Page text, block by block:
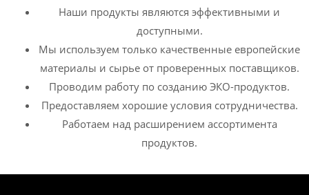
Наши продукты являются эффективными и
доступными.
Мы используем только качественные европейские
материалы и сырье от проверенных поставщиков.
Проводим работу по созданию ЭКО-продуктов.
Предоставляем хорошие условия сотрудничества.
Работаем над расширением ассортимента
продуктов.